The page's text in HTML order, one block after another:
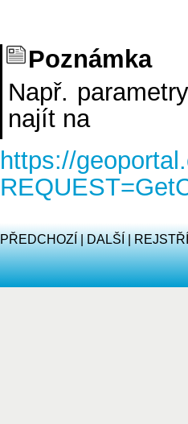
Poznámka
Např.
najít na
https://
PŘEDCHOZÍ|DALŠÍ|